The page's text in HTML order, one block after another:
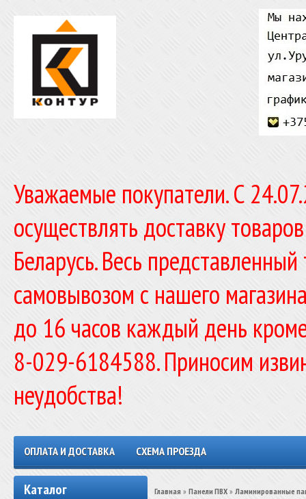
Уважаемые покупатели. C
осуществлять доставку
Беларусь. Весь
самовывозом с нашего
до 16 часов каждый день
8-029-6184588. Приносим
неудобства!
ОПЛАТА И ДОСТАВКА СХЕМА ПРОЕЗДА
Каталог Главная » Панели ПВХ » Ламинированные